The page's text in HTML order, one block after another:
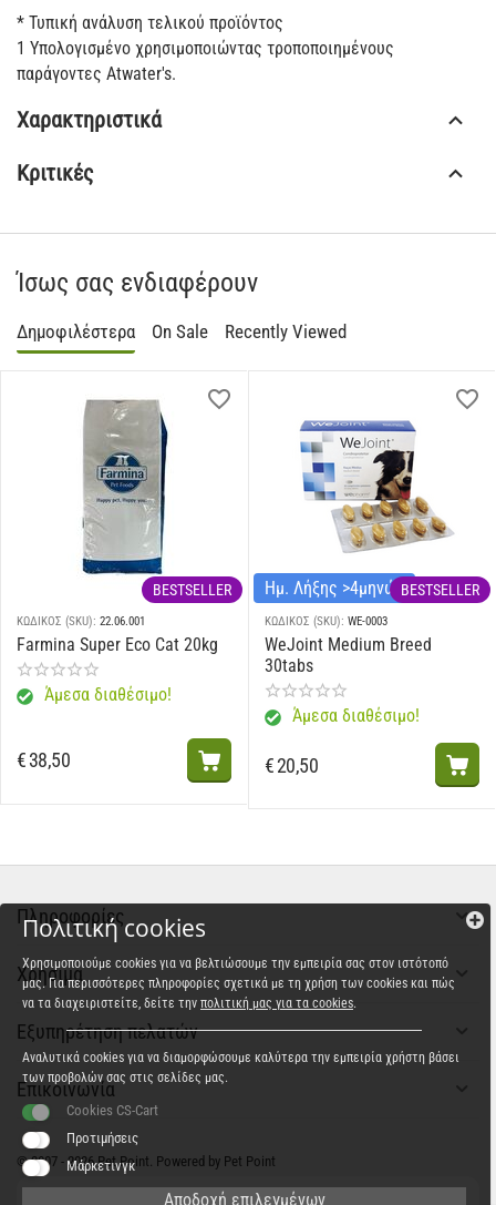
* Τυπική ανάλυση τελικού προϊόντος
1 Υπολογισμένο χρησιμοποιώντας τροποποιημένους
παράγοντες Atwater's.
Χαρακτηριστικά
Κριτικές
Ίσως σας ενδιαφέρουν
Δημοφιλέστερα On Sale Recently Viewed
BESTSELLER
ΚΩΔΙΚΟΣ (SKU): 22.06.001
Farmina Super Eco Cat 20kg
Άμεσα διαθέσιμο!
€38,50
Ημ. Λήξης >4μηνώνBESTSELLER
ΚΩΔΙΚΟΣ (SKU): WE-0003
WeJoint Medium Breed
30tabs
Άμεσα διαθέσιμο!
€20,50
Πληροφορίες
Χρήσιμα
Εξυπηρέτηση πελατών
Επικοινωνία
© 2007 - 2026 Pet Point. Powered by Pet Point
Πολιτική cookies
Χρησιμοποιούμε cookies για να βελτιώσουμε την εμπειρία σας στον ιστότοπό
μας. Για περισσότερες πληροφορίες σχετικά με τη χρήση των cookies και πώς
να τα διαχειριστείτε, δείτε την πολιτική μας για τα cookies.
Αναλυτικά cookies για να διαμορφώσουμε καλύτερα την εμπειρία χρήστη βάσει
των προβολών σας στις σελίδες μας.
Cookies CS-Cart
Προτιμήσεις
Μάρκετινγκ
Αποδοχή επιλεγμένων